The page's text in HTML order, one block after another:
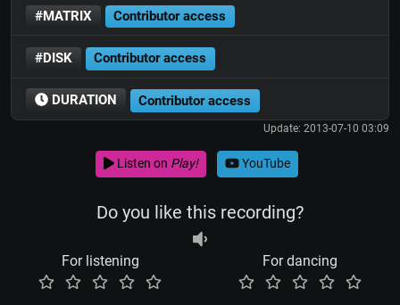
#MATRIX Contributor access
#DISK Contributor access
DURATION Contributor access
Update: 2013-07-10 03:09
Listen on Play! YouTube
Do you like this recording?
For listening For dancing